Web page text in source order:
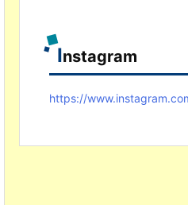
Instagram
https://